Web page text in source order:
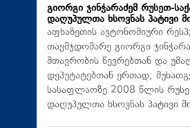
გიორგი ჯინჭარაძემ რუსეთ-
დაღუპულთა ხსოვნას პატივი
აფხაზეთის ავტონომიური
თავმჯდომარე გიორგი
მთავრობის წევრებთან და
დეპუტატებთან ერთად,
სასაფლაოზე 2008 წლის
დაღუპულთა ხსოვნას პატივი